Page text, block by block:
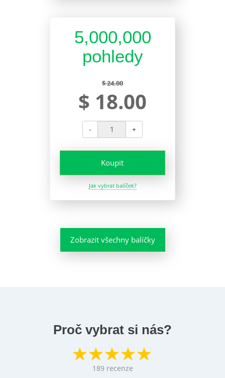
5,000,000
pohledy
$ 24.00
$ 18.00
- +
Koupit
Jak vybrat balíček?
Zobrazit všechny balíčky
Proč vybrat si nás?
189 recenze